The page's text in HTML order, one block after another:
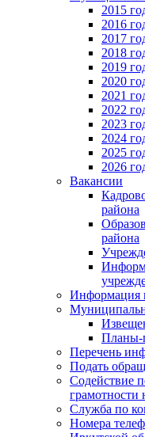
2015
2016
2017
2018
2019
2020
2021
2022
2023
2024
2025
2026
Вакансии
района
района
Планы-
Перечень
Подать
Содействие
грамотности
Служба по
Номера